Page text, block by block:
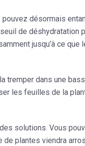
désormais
de
jusqu’à ce que
tremper dans une
les feuilles de la
solutions. Vous
plantes viendra